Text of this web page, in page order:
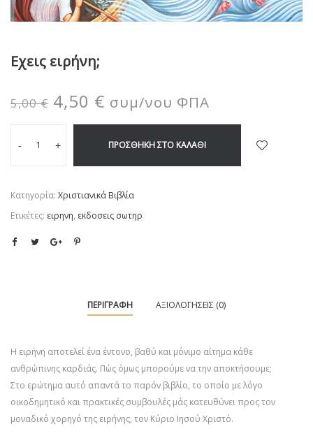
Εχεις ειρήνη;
5,00€ 4,50 € συμ/νου ΦΠΑ
- + ΠΡΟΣΘΉΚΗ ΣΤΟ ΚΑΛΆΘΙ
Κατηγορία: Χριστιανικά Βιβλία
Ετικέτες: ειρηνη, εκδοσεις σωτηρ
ΠΕΡΙΓΡΑΦΉ ΑΞΙΟΛΟΓΉΣΕΙΣ (0)
Η ειρήνη αποτελεί ένα έντονο, βαθύ και μόνιμο αίτημα κάθε
ανθρώπινης καρδιάς. Πώς όμως μπορούμε να την αποκτήσουμε;
Στο ερώτημα αυτό απαντά το παρόν βιβλίο, το οποίο με λόγο
οικοδημητικό και πρακτικές συμβουλές μάς κατευθύνει προς τον
μοναδικό χορηγό της ειρήνης, τον Κύριο Ιησού Χριστό.